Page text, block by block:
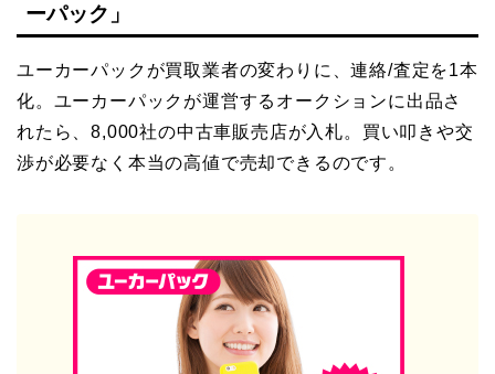
ーパック」
ユーカーパックが買取業者の変わりに、連絡/査定を1本
化。ユーカーパックが運営するオークションに出品さ
れたら、8,000社の中古車販売店が入札。買い叩きや交
渉が必要なく本当の高値で売却できるのです。